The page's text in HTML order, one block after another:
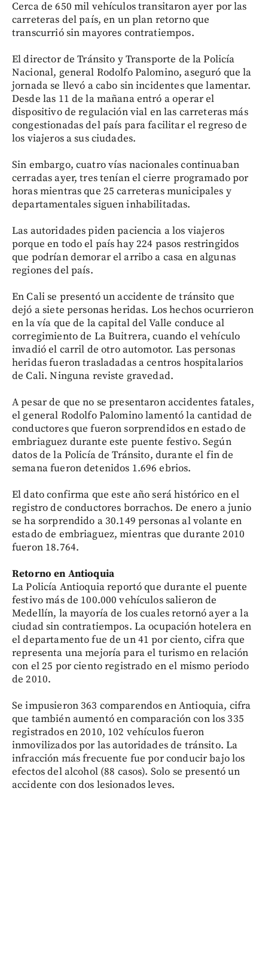
Cerca de 650 mil vehículos transitaron ayer por las
carreteras del país, en un plan retorno que
transcurrió sin mayores contratiempos.
El director de Tránsito y Transporte de la Policía
Nacional, general Rodolfo Palomino, aseguró que la
jornada se llevó a cabo sin incidentes que lamentar.
Desde las 11 de la mañana entró a operar el
dispositivo de regulación vial en las carreteras más
congestionadas del país para facilitar el regreso de
los viajeros a sus ciudades.
Sin embargo, cuatro vías nacionales continuaban
cerradas ayer, tres tenían el cierre programado por
horas mientras que 25 carreteras municipales y
departamentales siguen inhabilitadas.
Las autoridades piden paciencia a los viajeros
porque en todo el país hay 224 pasos restringidos
que podrían demorar el arribo a casa en algunas
regiones del país.
En Cali se presentó un accidente de tránsito que
dejó a siete personas heridas. Los hechos ocurrieron
en la vía que de la capital del Valle conduce al
corregimiento de La Buitrera, cuando el vehículo
invadió el carril de otro automotor. Las personas
heridas fueron trasladadas a centros hospitalarios
de Cali. Ninguna reviste gravedad.
A pesar de que no se presentaron accidentes fatales,
el general Rodolfo Palomino lamentó la cantidad de
conductores que fueron sorprendidos en estado de
embriaguez durante este puente festivo. Según
datos de la Policía de Tránsito, durante el fin de
semana fueron detenidos 1.696 ebrios.
El dato confirma que este año será histórico en el
registro de conductores borrachos. De enero a junio
se ha sorprendido a 30.149 personas al volante en
estado de embriaguez, mientras que durante 2010
fueron 18.764.
Retorno en Antioquia
La Policía Antioquia reportó que durante el puente
festivo más de 100.000 vehículos salieron de
Medellín, la mayoría de los cuales retornó ayer a la
ciudad sin contratiempos. La ocupación hotelera en
el departamento fue de un 41 por ciento, cifra que
representa una mejoría para el turismo en relación
con el 25 por ciento registrado en el mismo periodo
de 2010.
Se impusieron 363 comparendos en Antioquia, cifra
que también aumentó en comparación con los 335
registrados en 2010, 102 vehículos fueron
inmovilizados por las autoridades de tránsito. La
infracción más frecuente fue por conducir bajo los
efectos del alcohol (88 casos). Solo se presentó un
accidente con dos lesionados leves.